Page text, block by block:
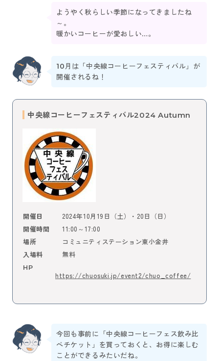
ようやく秋らしい季節になってきましたね
～。
暖かいコーヒーが愛おしい…。
10月は「中央線コーヒーフェスティバル」が
開催されるね！
中央線コーヒーフェスティバル2024 Autumn
開催日 2024年10月19日（土）・20日（日）
開催時間 11:00～17:00
場所 コミュニティステーション東小金井
入場料 無料
HP
https://chuosuki.jp/event2/chuo_coffee/
今回も事前に「中央線コーヒーフェス飲み比
べチケット」を買っておくと、お得に楽しむ
ことができるみたいだね。